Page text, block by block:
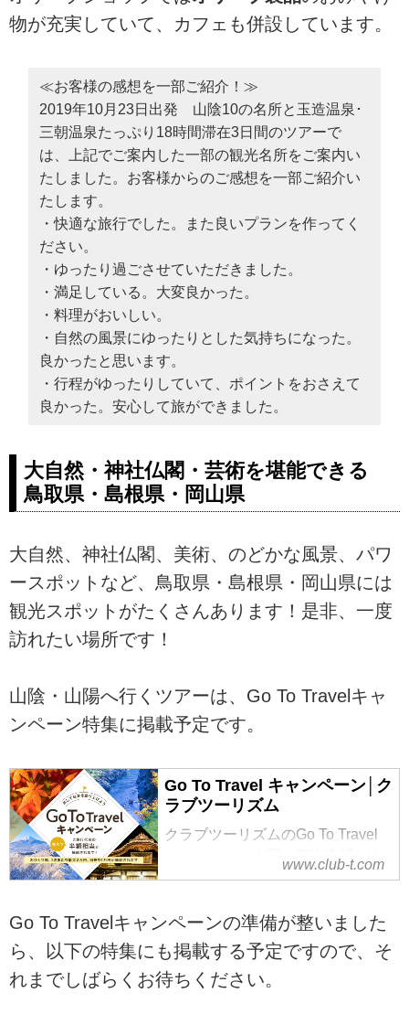
物が充実していて、カフェも併設しています。
≪お客様の感想を一部ご紹介！≫
2019年10月23日出発 山陰10の名所と玉造温泉･
三朝温泉たっぷり18時間滞在3日間のツアーで
は、上記でご案内した一部の観光名所をご案内い
たしました。お客様からのご感想を一部ご紹介い
たします。
・快適な旅行でした。また良いプランを作ってく
ださい。
・ゆったり過ごさせていただきました。
・満足している。大変良かった。
・料理がおいしい。
・自然の風景にゆったりとした気持ちになった。
良かったと思います。
・行程がゆったりしていて、ポイントをおさえて
良かった。安心して旅ができました。
大自然・神社仏閣・芸術を堪能できる
鳥取県・島根県・岡山県
大自然、神社仏閣、美術、のどかな風景、パワ
ースポットなど、鳥取県・島根県・岡山県には
観光スポットがたくさんあります！是非、一度
訪れたい場所です！
山陰・山陽へ行くツアーは、Go To Travelキャ
ンペーン特集に掲載予定です。
Go To Travel キャンペーン│ク
ラブツーリズム
クラブツーリズムのGo To Travel
キャンペーン！国の観光支援によ
り実現したおすすめツアーをご紹
www.club-t.com
Go To Travelキャンペーンの準備が整いました
ら、以下の特集にも掲載する予定ですので、そ
れまでしばらくお待ちください。